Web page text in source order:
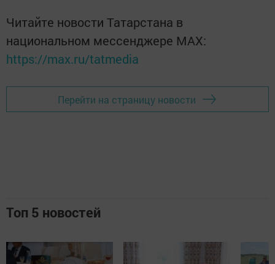
Читайте новости Татарстана в
национальном мессенджере MАХ:
https://max.ru/tatmedia
Перейти на страницу новости
Топ 5 новостей